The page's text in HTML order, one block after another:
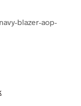
blazer-aop-